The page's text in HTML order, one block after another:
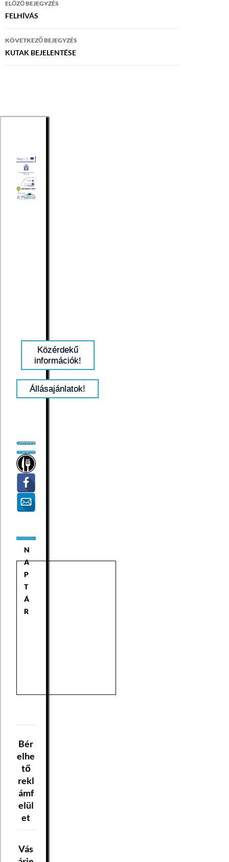
navigáció
ELŐZŐ BEJEGYZÉS
FELHÍVÁS
KÖVETKEZŐ BEJEGYZÉS
KUTAK BEJELENTÉSE
Közérdekű
információk!
Állásajánlatok!
N
A
P
T
Á
R
Bér
elhe
tő
rekl
ámf
elül
et
Vás